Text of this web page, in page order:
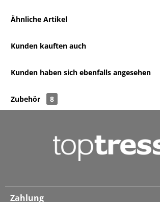
Ähnliche Artikel
Kunden kauften auch
Kunden haben sich ebenfalls angesehen
Zubehör 8
Zahlung